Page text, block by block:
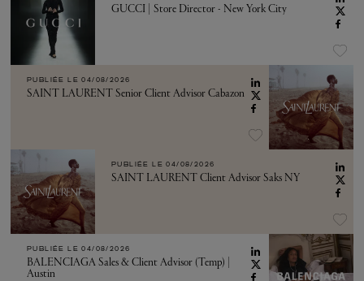
GUCCI | Store Director - New York City
PUBLIÉE LE 04/08/2026
SAINT LAURENT Senior Client Advisor Cabazon
PUBLIÉE LE 04/08/2026
SAINT LAURENT Client Advisor Saks NY
PUBLIÉE LE 04/08/2026
BALENCIAGA Sales & Client Advisor (Temp) |
Austin